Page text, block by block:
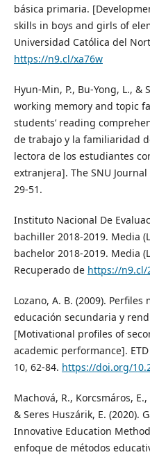
básica primaria.
skills in boys and girls of
Universidad Católica del
https://n9.cl/xa76w
Hyun-Min, P., Bu-Yong, L., &
working memory and topic
students’ reading
de trabajo y la familiaridad
lectora de los estudiantes
extranjera]. The SNU
29-51.
Instituto Nacional De
bachiller 2018-2019. Media
bachelor 2018-2019. Media
Recuperado de https://n9.cl/
Lozano, A. B. (2009).
educación secundaria y
[Motivational profiles of
academic performance].
10, 62-84. https://doi.org/
Machová, R., Korcsmáros, E.,
& Seres Huszárik, E. (2020).
Innovative Education
enfoque de métodos